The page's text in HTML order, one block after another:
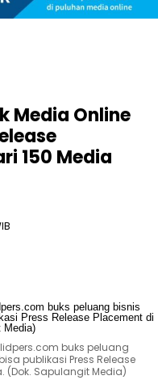
Media Online
150 Media
buks peluang
publikasi Press Release
(Dok. Sapulangit Media)